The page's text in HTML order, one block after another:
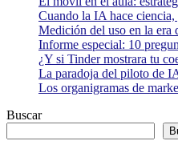
Cuando la IA hace ciencia,
Medición del uso en la era
Informe especial: 10
¿Y si Tinder mostrara tu
La paradoja del piloto de
Los organigramas de
Buscar